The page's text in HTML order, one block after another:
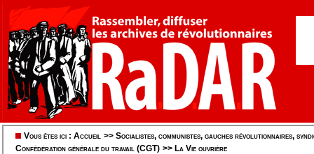
Vous êtes ici : Accueil >> Socialistes, communistes, gauches révolutionnaires,
Confédération générale du travail (CGT) >> La Vie ouvrière